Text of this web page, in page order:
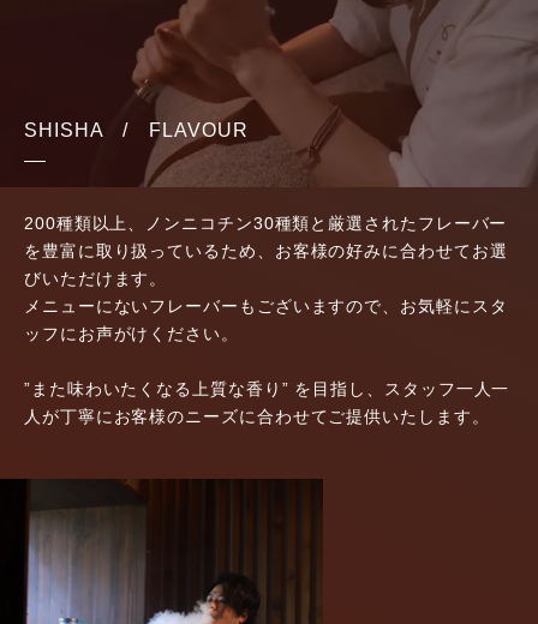
SHISHA / FLAVOUR
200種類以上、ノンニコチン30種類と厳選されたフレーバー
を豊富に取り扱っているため、お客様の好みに合わせてお選
びいただけます。
メニューにないフレーバーもございますので、お気軽にスタ
ッフにお声がけください。
”また味わいたくなる上質な香り” を目指し、スタッフ一人一
人が丁寧にお客様のニーズに合わせてご提供いたします。